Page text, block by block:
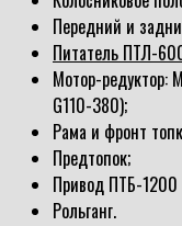
Передний и
Питатель ПТЛ-
Мотор-
G110-380);
Рама и фронт
Предтопок;
Привод ПТБ-1200
Рольганг.